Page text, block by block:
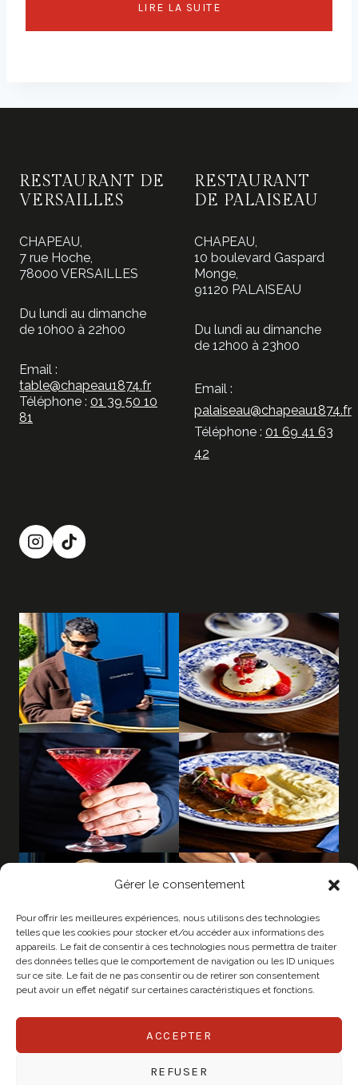
Gérer le consentement
Pour offrir les meilleures expériences, nous utilisons des technologies
telles que les cookies pour stocker et/ou accéder aux informations des
appareils. Le fait de consentir à ces technologies nous permettra de traiter
des données telles que le comportement de navigation ou les ID uniques
sur ce site. Le fait de ne pas consentir ou de retirer son consentement
peut avoir un effet négatif sur certaines caractéristiques et fonctions.
ACCEPTER
REFUSER
LIRE LA SUITE
RESTAURANT DE
VERSAILLES
CHAPEAU,
7 rue Hoche,
78000 VERSAILLES
Du lundi au dimanche
de 10h00 à 22h00
Email :
table@chapeau1874.fr
Téléphone : 01 39 50 10
81
RESTAURANT
DE PALAISEAU
CHAPEAU,
10 boulevard Gaspard
Monge,
91120 PALAISEAU
Du lundi au dimanche
de 12h00 à 23h00
Email :
palaiseau@chapeau1874.fr
Téléphone : 01 69 41 63
42
© 2026 CHAPEAU